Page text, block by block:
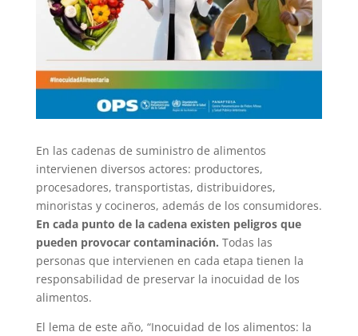
En las cadenas de suministro de alimentos
intervienen diversos actores: productores,
procesadores, transportistas, distribuidores,
minoristas y cocineros, además de los consumidores.
En cada punto de la cadena existen peligros que
pueden provocar contaminación. Todas las
personas que intervienen en cada etapa tienen la
responsabilidad de preservar la inocuidad de los
alimentos.
El lema de este año, “Inocuidad de los alimentos: la